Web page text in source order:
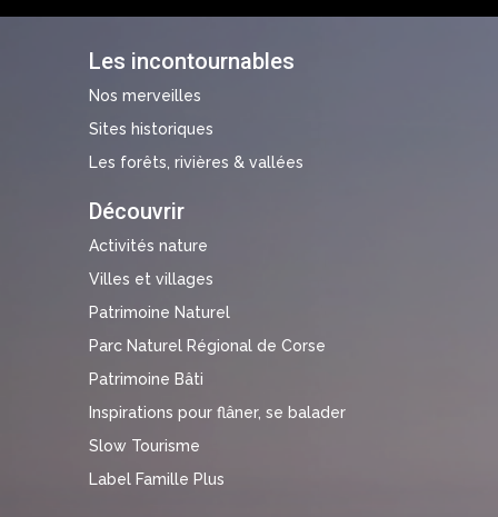
Les incontournables
Nos merveilles
Sites historiques
Les forêts, rivières & vallées
Découvrir
Activités nature
Villes et villages
Patrimoine Naturel
Parc Naturel Régional de Corse
Patrimoine Bâti
Inspirations pour flâner, se balader
Slow Tourisme
Label Famille Plus